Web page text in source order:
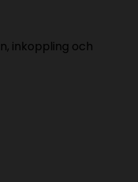
inkoppling och